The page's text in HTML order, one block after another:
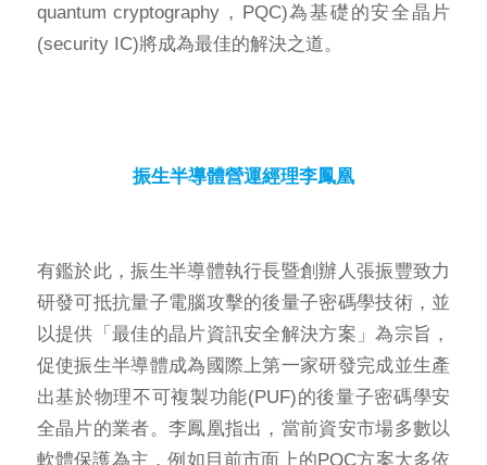
quantum cryptography，PQC)為基礎的安全晶片
(security IC)將成為最佳的解決之道。
振生半導體營運經理李鳳凰
有鑑於此，振生半導體執行長暨創辦人張振豐致力
研發可抵抗量子電腦攻擊的後量子密碼學技術，並
以提供「最佳的晶片資訊安全解決方案」為宗旨，
促使振生半導體成為國際上第一家研發完成並生產
出基於物理不可複製功能(PUF)的後量子密碼學安
全晶片的業者。李鳳凰指出，當前資安市場多數以
軟體保護為主，例如目前市面上的PQC方案大多依